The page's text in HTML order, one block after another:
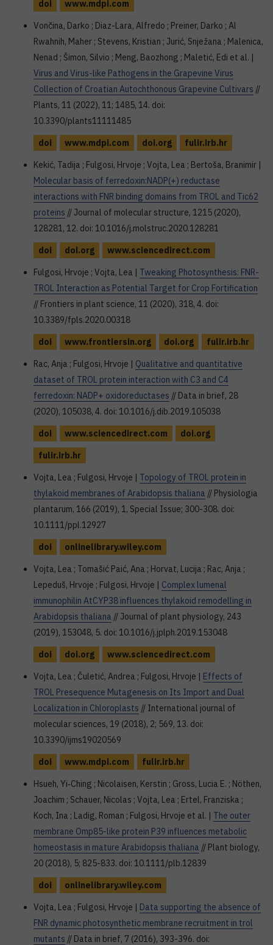
doi
www.mdpi.com
Vončina, Darko ; Diaz-Lara, Alfredo ; Preiner, Darko ; Al
Rwahnih, Maher ; Stevens, Kristian ; Jurić, Snježana ; Malenica,
Nenad ; Šimon, Silvio ; Meng, Baozhong ; Maletić, Edi et al. |
Virus and Virus-like Pathogens in the Grapevine Virus
Collection of Croatian Autochthonous Grapevine Cultivars //
Plants, 11 (2022), 11; 1485, 14. doi:
10.3390/plants11111485
doi
www.mdpi.com doi.org
fulir.irb.hr
Kekić, Tadija ; Fulgosi, Hrvoje ; Vojta, Lea ; Bertoša, Branimir |
Molecular basis of ferredoxin:NADP(+) reductase
interactions with FNR binding domains from TROL and Tic62
proteins // Journal of molecular structure, 1215 (2020),
128281, 12. doi: 10.1016/j.molstruc.2020.128281
doi
doi.org
www.sciencedirect.com
Fulgosi, Hrvoje ; Vojta, Lea | Tweaking Photosynthesis: FNR-
TROL Interaction as Potential Target for Crop Fortification
// Frontiers in plant science, 11 (2020), 318, 4. doi:
10.3389/fpls.2020.00318
doi
www.frontiersin.org doi.org
fulir.irb.hr
Rac, Anja ; Fulgosi, Hrvoje | Qualitative and quantitative
dataset of TROL protein interaction with C3 and C4
ferredoxin: NADP+ oxidoreductases // Data in brief, 28
(2020), 105038, 4. doi: 10.1016/j.dib.2019.105038
doi
www.sciencedirect.com
doi.org
fulir.irb.hr
Vojta, Lea ; Fulgosi, Hrvoje | Topology of TROL protein in
thylakoid membranes of Arabidopsis thaliana // Physiologia
plantarum, 166 (2019), 1, Special Issue; 300-308. doi:
10.1111/ppl.12927
doi
onlinelibrary.wiley.com
Vojta, Lea ; Tomašić Paić, Ana ; Horvat, Lucija ; Rac, Anja ;
Lepeduš, Hrvoje ; Fulgosi, Hrvoje | Complex lumenal
immunophilin AtCYP38 influences thylakoid remodelling in
Arabidopsis thaliana // Journal of plant physiology, 243
(2019), 153048, 5. doi: 10.1016/j.jplph.2019.153048
doi
doi.org
www.sciencedirect.com
Vojta, Lea ; Čuletić, Andrea ; Fulgosi, Hrvoje | Effects of
TROL Presequence Mutagenesis on Its Import and Dual
Localization in Chloroplasts // International journal of
molecular sciences, 19 (2018), 2; 569, 13. doi:
10.3390/ijms19020569
doi
www.mdpi.com
fulir.irb.hr
Hsueh, Yi‐Ching ; Nicolaisen, Kerstin ; Gross, Lucia E. ; Nöthen,
Joachim ; Schauer, Nicolas ; Vojta, Lea ; Ertel, Franziska ;
Koch, Ina ; Ladig, Roman ; Fulgosi, Hrvoje et al. | The outer
membrane Omp85-like protein P39 influences metabolic
homeostasis in mature Arabidopsis thaliana // Plant biology,
20 (2018), 5; 825-833. doi: 10.1111/plb.12839
doi
onlinelibrary.wiley.com
Vojta, Lea ; Fulgosi, Hrvoje | Data supporting the absence of
FNR dynamic photosynthetic membrane recruitment in trol
mutants // Data in brief, 7 (2016), 393-396. doi: